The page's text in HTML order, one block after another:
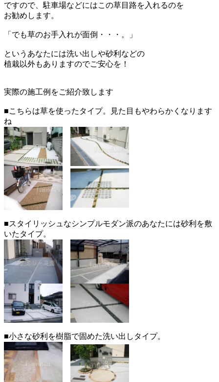
ですので、駐車場などにはこの草目路を入れるのを
お勧めします。
「でも草のお手入れが面倒・・・。」
というあなたには洗い出しや砂利などの
植栽以外もありますのでご安心を！
実際の施工例をご紹介致します
■こちらは草を使ったタイプ。見た目もやわらかくなります
ね
■スタイリッシュなシンプルモダン派のあなたには砂利を敷
いたタイプ。
■小さな砂利を樹脂で固めた洗い出しタイプ。